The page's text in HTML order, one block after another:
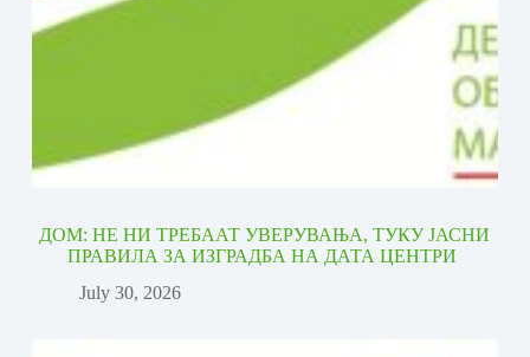
ДОМ: НЕ НИ ТРЕБААТ УВЕРУВАЊА, ТУКУ ЈАСНИ
ПРАВИЛА ЗА ИЗГРАДБА НА ДАТА ЦЕНТРИ
July 30, 2026